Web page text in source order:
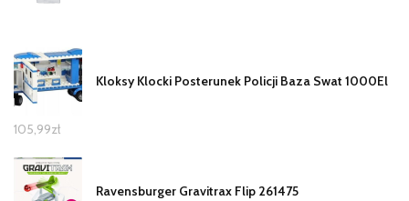
Kloksy Klocki Posterunek Policji Baza Swat 1000El
105,99zł
Ravensburger Gravitrax Flip 261475